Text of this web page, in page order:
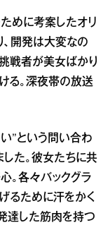
めに考案したオリ
、開発は大変なの
戦者が美女ばかり
る。深夜帯の放送
い”という問い合わ
した。彼女たちに共
。各々バックグラ
るために汗をかく
達した筋肉を持つ